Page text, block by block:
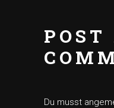
POST
Du musst